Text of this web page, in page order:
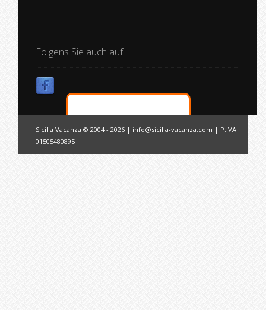
Folgens Sie auch auf
Sicilia Vacanza © 2004 - 2026 | info@sicilia-vacanza.com | P.IVA
01505480895